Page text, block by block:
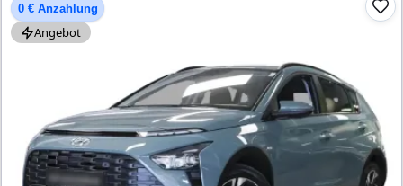
0 € Anzahlung
Angebot